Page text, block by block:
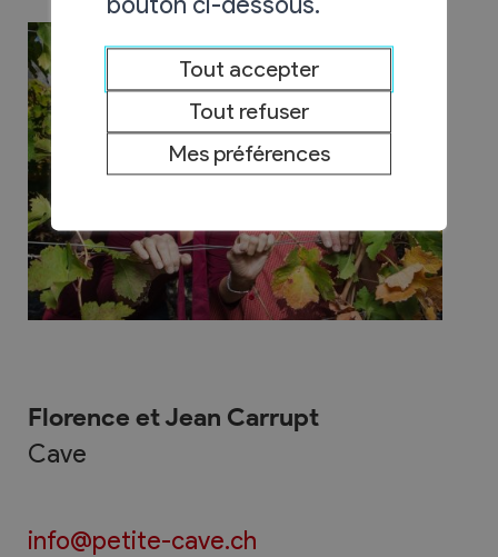
Florence et Jean Carrupt
Cave
info@petite-cave.ch
Tout accepter
Tout refuser
Mes préférences